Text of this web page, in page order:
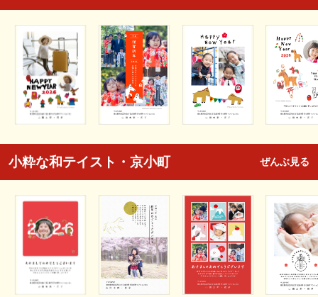
小粋な和テイスト・京小町 ぜんぶ見る